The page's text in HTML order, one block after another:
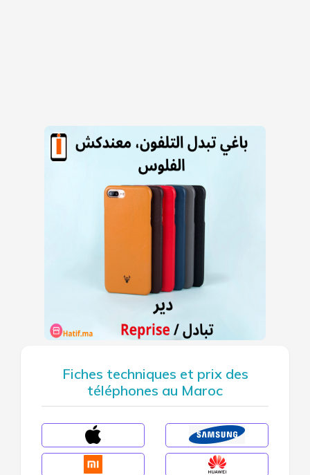
Fiches techniques et prix des
téléphones au Maroc